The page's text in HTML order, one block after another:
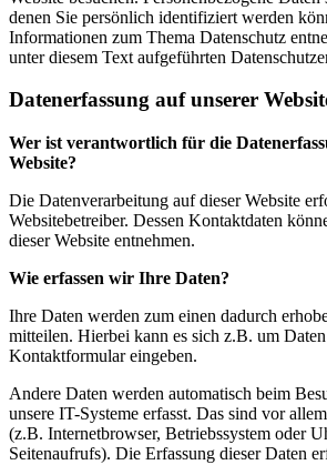
denen Sie persönlich identifiziert werden
Informationen zum Thema Datenschutz
unter diesem Text aufgeführten
Datenerfassung auf unserer
Wer ist verantwortlich für die
Website?
Die Datenverarbeitung auf dieser Website
Websitebetreiber. Dessen Kontaktdaten
dieser Website entnehmen.
Wie erfassen wir Ihre Daten?
Ihre Daten werden zum einen dadurch
mitteilen. Hierbei kann es sich z.B. um
Kontaktformular eingeben.
Andere Daten werden automatisch beim
unsere IT-Systeme erfasst. Das sind vor
(z.B. Internetbrowser, Betriebssystem oder
Seitenaufrufs). Die Erfassung dieser Daten